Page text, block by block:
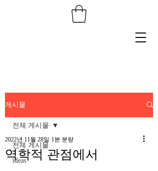
게시물
전체 게시물
ideas
전체 게시물
역학적 관점에서
2022년 11월 28일 1분 분량